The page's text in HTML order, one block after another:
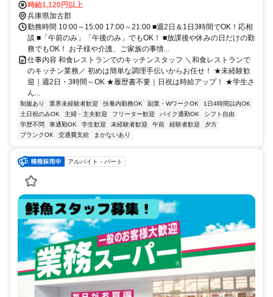
北出入口徒歩約61分、山陽電鉄本線 西二見北口徒歩約82分 稲美中央
病院から徒歩3分/『JR東加古川駅』より車で13分/『JR土山駅』より
車で14分
時給1,120円以上
兵庫県加古郡
勤務時間 10:00～15:00 17:00～21:00 ■週2日＆1日3時間でOK！応相
談 ■「午前のみ」「午後のみ」でもOK！ ■放課後や休みの日だけの勤
務でもOK！ お子様や介護、ご家族の事情...
仕事内容 和食レストランでのキッチンスタッフ ＼和食レストランで
のキッチン業務／ 初めは簡単な調理手伝いからお任せ！ ★未経験歓
迎｜週2日・3時間～OK ★履歴書不要｜日祝は時給アップ！ ★学生さ
ん...
制服あり 業界未経験者歓迎 扶養内勤務OK 副業・WワークOK
1日4時間以内OK
土日祝のみOK
主婦・主夫歓迎 フリーター歓迎 バイク通勤OK
シフト自由
学歴不問
車通勤OK 学生歓迎 未経験者歓迎 午前 経験者歓迎
夕方
ブランクOK
交通費支給 まかないあり
アルバイト・パート